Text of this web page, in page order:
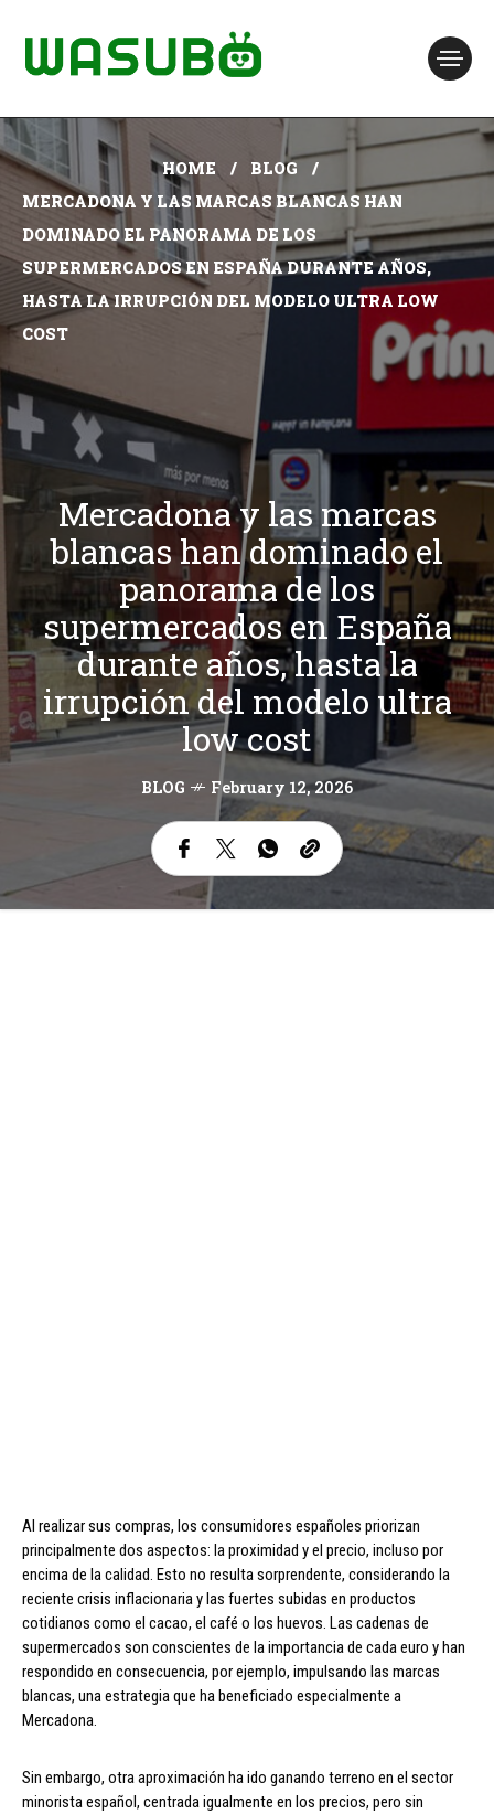
HOME
BLOG
MERCADONA Y LAS MARCAS BLANCAS HAN
DOMINADO EL PANORAMA DE LOS
SUPERMERCADOS EN ESPAÑA DURANTE AÑOS,
HASTA LA IRRUPCIÓN DEL MODELO ULTRA LOW
COST
Mercadona y las marcas
blancas han dominado el
panorama de los
supermercados en España
durante años, hasta la
irrupción del modelo ultra
low cost
BLOG February 12, 2026
Al realizar sus compras, los consumidores españoles priorizan
principalmente dos aspectos: la proximidad y el precio, incluso por
encima de la calidad. Esto no resulta sorprendente, considerando la
reciente crisis inflacionaria y las fuertes subidas en productos
cotidianos como el cacao, el café o los huevos. Las cadenas de
supermercados son conscientes de la importancia de cada euro y han
respondido en consecuencia, por ejemplo, impulsando las marcas
blancas, una estrategia que ha beneficiado especialmente a
Mercadona.
Sin embargo, otra aproximación ha ido ganando terreno en el sector
minorista español, centrada igualmente en los precios, pero sin